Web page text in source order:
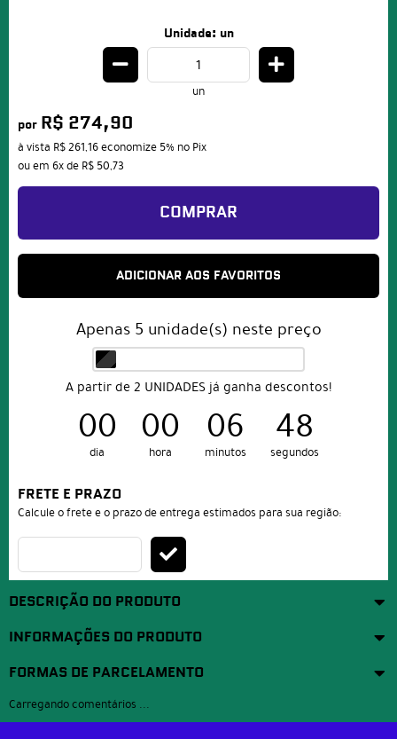
Unidade: un
un
por R$ 274,90
à vista R$ 261,16economize 5% no Pix
ou em 6xde R$ 50,73
COMPRAR
ADICIONAR AOS FAVORITOS
Apenas 5 unidade(s) neste preço
A partir de 2 UNIDADES já ganha descontos!
00
dia
00
hora
06
minutos
47
segundos
FRETE E PRAZO
Calcule o frete e o prazo de entrega estimados para sua região:
DESCRIÇÃO DO PRODUTO
INFORMAÇÕES DO PRODUTO
FORMAS DE PARCELAMENTO
Carregando comentários ...